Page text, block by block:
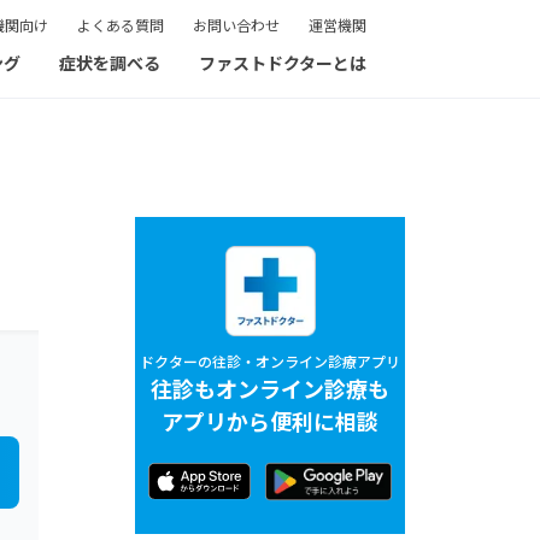
関向け よくある質問 お問い合わせ 運営機関
症状を調べる ファストドクターとは
ドクターの往診・オンライン診療アプリ
往診もオンライン診療も
アプリから便利に相談